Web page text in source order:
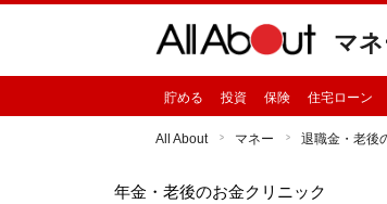
マ
貯める 投資 保険 住宅ローン
All About マネー 退職金・老後
年金・老後のお金クリニック